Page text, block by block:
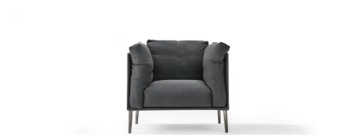
moindres détails.